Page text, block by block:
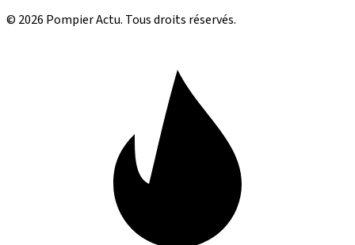
© 2026 Pompier Actu. Tous droits réservés.